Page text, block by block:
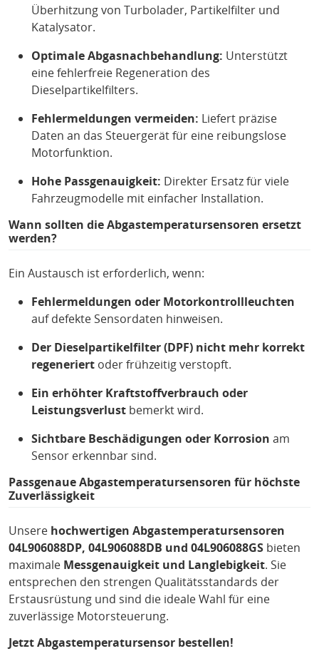
Überhitzung von Turbolader, Partikelfilter und
Katalysator.
Optimale Abgasnachbehandlung: Unterstützt
eine fehlerfreie Regeneration des
Dieselpartikelfilters.
Fehlermeldungen vermeiden: Liefert präzise
Daten an das Steuergerät für eine reibungslose
Motorfunktion.
Hohe Passgenauigkeit: Direkter Ersatz für viele
Fahrzeugmodelle mit einfacher Installation.
Wann sollten die Abgastemperatursensoren ersetzt
werden?
Ein Austausch ist erforderlich, wenn:
Fehlermeldungen oder Motorkontrollleuchten
auf defekte Sensordaten hinweisen.
Der Dieselpartikelfilter (DPF) nicht mehr korrekt
regeneriert oder frühzeitig verstopft.
Ein erhöhter Kraftstoffverbrauch oder
Leistungsverlust bemerkt wird.
Sichtbare Beschädigungen oder Korrosion am
Sensor erkennbar sind.
Passgenaue Abgastemperatursensoren für höchste
Zuverlässigkeit
Unsere hochwertigen Abgastemperatursensoren
04L906088DP, 04L906088DB und 04L906088GS bieten
maximale Messgenauigkeit und Langlebigkeit. Sie
entsprechen den strengen Qualitätsstandards der
Erstausrüstung und sind die ideale Wahl für eine
zuverlässige Motorsteuerung.
Jetzt Abgastemperatursensor bestellen!